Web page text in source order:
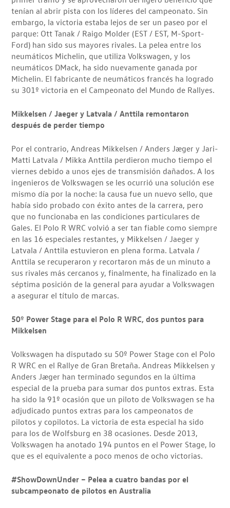
tenían al abrir pista con los líderes del campeonato. Sin
embargo, la victoria estaba lejos de ser un paseo por el
parque: Ott Tanak / Raigo Molder (EST / EST, M-Sport-
Ford) han sido sus mayores rivales. La pelea entre los
neumáticos Michelin, que utiliza Volkswagen, y los
neumáticos DMack, ha sido nuevamente ganada por
Michelin. El fabricante de neumáticos francés ha logrado
su 301º victoria en el Campeonato del Mundo de Rallyes.
Mikkelsen / Jaeger y Latvala / Anttila remontaron
después de perder tiempo
Por el contrario, Andreas Mikkelsen / Anders Jæger y Jari-
Matti Latvala / Mikka Anttila perdieron mucho tiempo el
viernes debido a unos ejes de transmisión dañados. A los
ingenieros de Volkswagen se les ocurrió una solución ese
mismo día por la noche: la causa fue un nuevo sello, que
había sido probado con éxito antes de la carrera, pero
que no funcionaba en las condiciones particulares de
Gales. El Polo R WRC volvió a ser tan fiable como siempre
en las 16 especiales restantes, y Mikkelsen / Jaeger y
Latvala / Anttila estuvieron en plena forma. Latvala /
Anttila se recuperaron y recortaron más de un minuto a
sus rivales más cercanos y, finalmente, ha finalizado en la
séptima posición de la general para ayudar a Volkswagen
a asegurar el título de marcas.
50º Power Stage para el Polo R WRC, dos puntos para
Mikkelsen
Volkswagen ha disputado su 50º Power Stage con el Polo
R WRC en el Rallye de Gran Bretaña. Andreas Mikkelsen y
Anders Jæger han terminado segundos en la última
especial de la prueba para sumar dos puntos extras. Esta
ha sido la 91º ocasión que un piloto de Volkswagen se ha
adjudicado puntos extras para los campeonatos de
pilotos y copilotos. La victoria de esta especial ha sido
para los de Wolfsburg en 38 ocasiones. Desde 2013,
Volkswagen ha anotado 194 puntos en el Power Stage, lo
que es el equivalente a poco menos de ocho victorias.
#ShowDownUnder – Pelea a cuatro bandas por el
subcampeonato de pilotos en Australia